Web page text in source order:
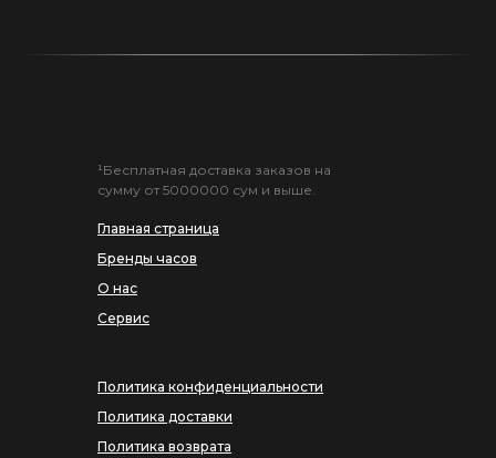
Главная страница
Бренды часов
О нас
Сервис
¹Бесплатная доставка заказов на
сумму от 5000000 сум и выше.
Политика конфиденциальности
Политика доставки
Политика возврата